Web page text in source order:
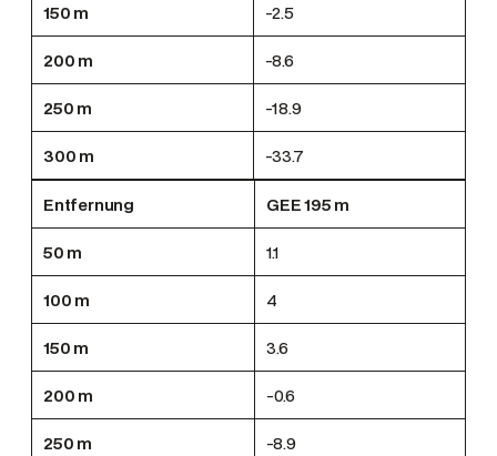
150 m -2.5
200 m -8.6
250 m -18.9
300 m -33.7
Entfernung GEE 195 m
50 m 1.1
100 m 4
150 m 3.6
200 m -0.6
250 m -8.9